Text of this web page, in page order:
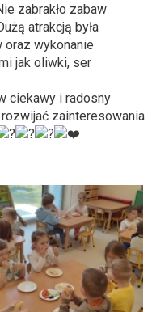
zabrakło zabaw
atrakcją była
oraz wykonanie
jak oliwki, ser
ciekawy i radosny
zainteresowania